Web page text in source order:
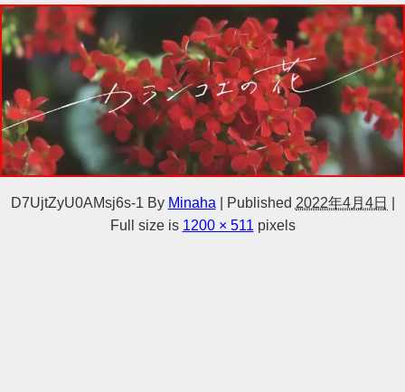
D7UjtZyU0AMsj6s-1 By Minaha Published 2022年4月4日
Full size is 1200 × 511 pixels